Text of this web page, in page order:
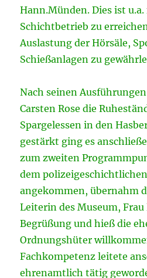
Hann.Münden. Dies ist
Schichtbetrieb zu
Auslastung der Hörsäle,
Schießanlagen zu
Nach seinen
Carsten Rose die
Spargelessen in den
gestärkt ging es
zum zweiten
dem
angekommen, übernahm
Leiterin des Museum, Frau
Begrüßung und hieß die
Ordnungshüter
Fachkompetenz leitete
ehrenamtlich tätig